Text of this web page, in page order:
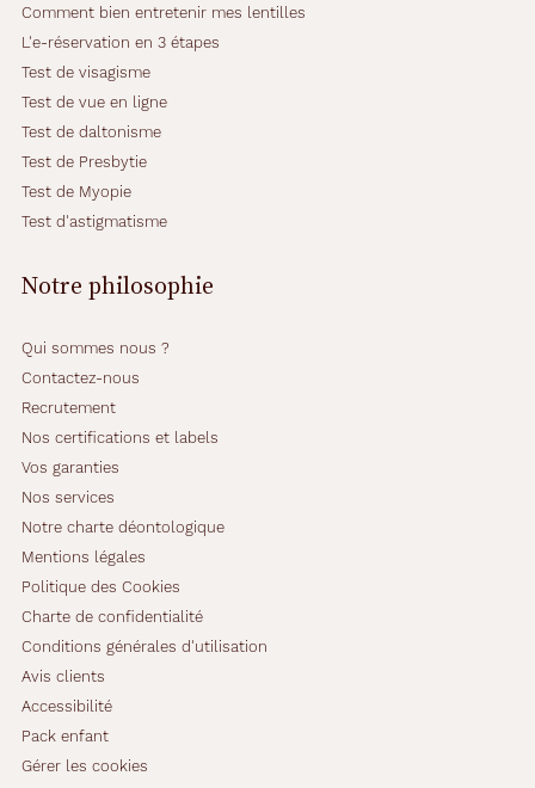
a
g
t
f
e
r
s
s
r
t
r
v
o
t
e
c
a
r
c
t
è
r
!
Comment bien entretenir mes lentilles
L'e-réservation en 3 étapes
Test de visagisme
Test de vue en ligne
Test de daltonisme
Test de Presbytie
Test de Myopie
Test d'astigmatisme
Notre philosophie
Qui sommes nous ?
Contactez-nous
Recrutement
Nos certifications et labels
Vos garanties
Nos services
Notre charte déontologique
Mentions légales
Politique des Cookies
Charte de confidentialité
Conditions générales d'utilisation
Avis clients
Accessibilité
Pack enfant
Gérer les cookies